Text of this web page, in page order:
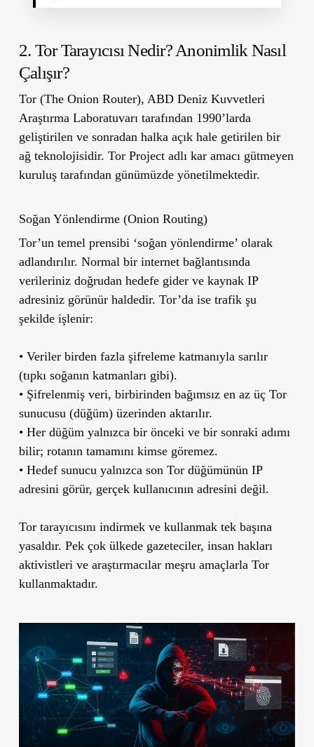
2. Tor Tarayıcısı Nedir? Anonimlik Nasıl
Çalışır?
Tor (The Onion Router), ABD Deniz Kuvvetleri
Araştırma Laboratuvarı tarafından 1990’larda
geliştirilen ve sonradan halka açık hale getirilen bir
ağ teknolojisidir. Tor Project adlı kar amacı gütmeyen
kuruluş tarafından günümüzde yönetilmektedir.
Soğan Yönlendirme (Onion Routing)
Tor’un temel prensibi ‘soğan yönlendirme’ olarak
adlandırılır. Normal bir internet bağlantısında
verileriniz doğrudan hedefe gider ve kaynak IP
adresiniz görünür haldedir. Tor’da ise trafik şu
şekilde işlenir:
• Veriler birden fazla şifreleme katmanıyla sarılır
(tıpkı soğanın katmanları gibi).
• Şifrelenmiş veri, birbirinden bağımsız en az üç Tor
sunucusu (düğüm) üzerinden aktarılır.
• Her düğüm yalnızca bir önceki ve bir sonraki adımı
bilir; rotanın tamamını kimse göremez.
• Hedef sunucu yalnızca son Tor düğümünün IP
adresini görür, gerçek kullanıcının adresini değil.
Tor tarayıcısını indirmek ve kullanmak tek başına
yasaldır. Pek çok ülkede gazeteciler, insan hakları
aktivistleri ve araştırmacılar meşru amaçlarla Tor
kullanmaktadır.